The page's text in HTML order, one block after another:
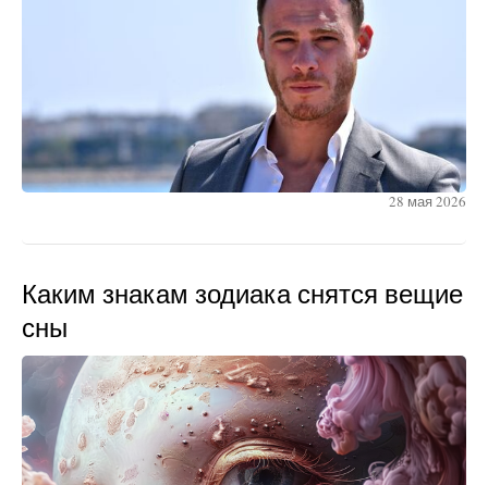
28 мая 2026
Каким знакам зодиака снятся вещие
сны